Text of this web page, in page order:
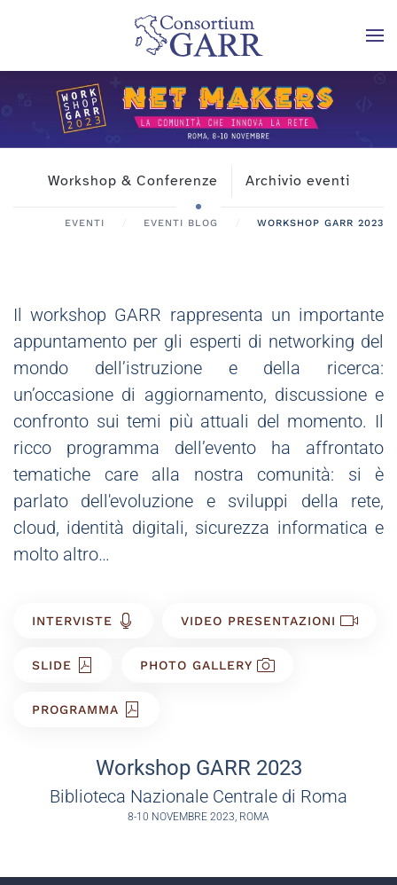
Skip to main content
Workshop & Conferenze Archivio eventi
EVENTI EVENTI BLOG WORKSHOP GARR 2023
Il workshop GARR rappresenta un importante
appuntamento per gli esperti di networking del
mondo dell’istruzione e della ricerca:
un’occasione di aggiornamento, discussione e
confronto sui temi più attuali del momento. Il
ricco programma dell’evento ha affrontato
tematiche care alla nostra comunità: si è
parlato dell'evoluzione e sviluppi della rete,
cloud, identità digitali, sicurezza informatica e
molto altro…
INTERVISTE VIDEO PRESENTAZIONI
SLIDE PHOTO GALLERY
PROGRAMMA
Workshop GARR 2023
Biblioteca Nazionale Centrale di Roma
8-10 NOVEMBRE 2023, ROMA